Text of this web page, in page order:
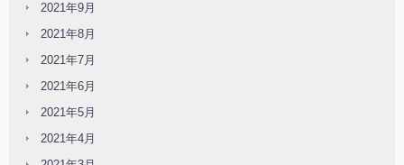
2021年9月
2021年8月
2021年7月
2021年6月
2021年5月
2021年4月